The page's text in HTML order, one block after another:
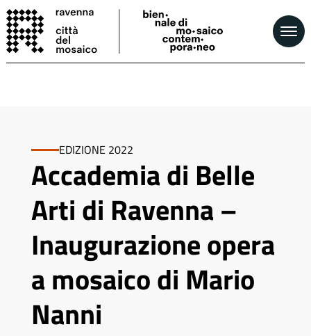
EDIZIONE 2022
Accademia di Belle
Arti di Ravenna –
Inaugurazione opera
a mosaico di Mario
Nanni